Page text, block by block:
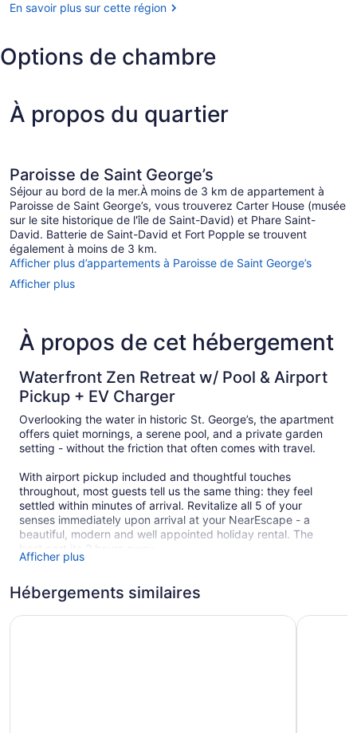
l'île
David)
Beach
(BDA-
L.F.
Wade)
En savoir plus sur cette région
Options de chambre
À propos du quartier
Paroisse de Saint George’s
Séjour au bord de la mer.À moins de 3 km de appartement à
Paroisse de Saint George’s, vous trouverez Carter House (musée
sur le site historique de l'île de Saint-David) et Phare Saint-
David. Batterie de Saint-David et Fort Popple se trouvent
également à moins de 3 km.
Afficher plus d’appartements à Paroisse de Saint George’s
Afficher plus
À propos de cet hébergement
Waterfront Zen Retreat w/ Pool & Airport
Pickup + EV Charger
Overlooking the water in historic St. George’s, the apartment
offers quiet mornings, a serene pool, and a private garden
setting - without the friction that often comes with travel.
With airport pickup included and thoughtful touches
throughout, most guests tell us the same thing: they feel
settled within minutes of arrival. Revitalize all 5 of your
senses immediately upon arrival at your NearEscape - a
beautiful, modern and well appointed holiday rental. The
best part its 2 hours away.
• Couples seeking a calm, well-located base
• Thoughtful travelers who enjoy mornings by the water
• Guests who prefer quality and ease over packed itineraries
Afficher plus
Hébergements similaires
Coco Reef Bermuda Fourways